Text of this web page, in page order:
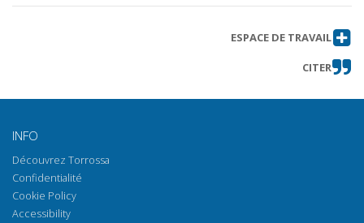
ESPACE DE TRAVAIL
CITER
INFO
Découvrez Torrossa
Confidentialité
Cookie Policy
Accessibility